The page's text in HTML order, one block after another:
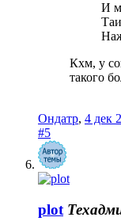
И
Кхм, у
такого
Ондатр, 4 дек
#5
plot